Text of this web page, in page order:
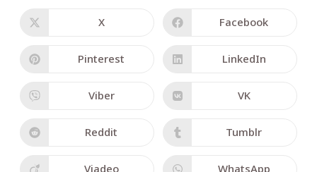
X Facebook
Pinterest LinkedIn
Viber VK
Reddit Tumblr
Viadeo WhatsApp